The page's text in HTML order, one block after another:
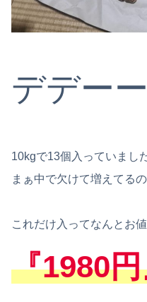
デデー
10kgで13個入っていました
まぁ中で欠けて増えてる
これだけ入ってなんとお値
『1980